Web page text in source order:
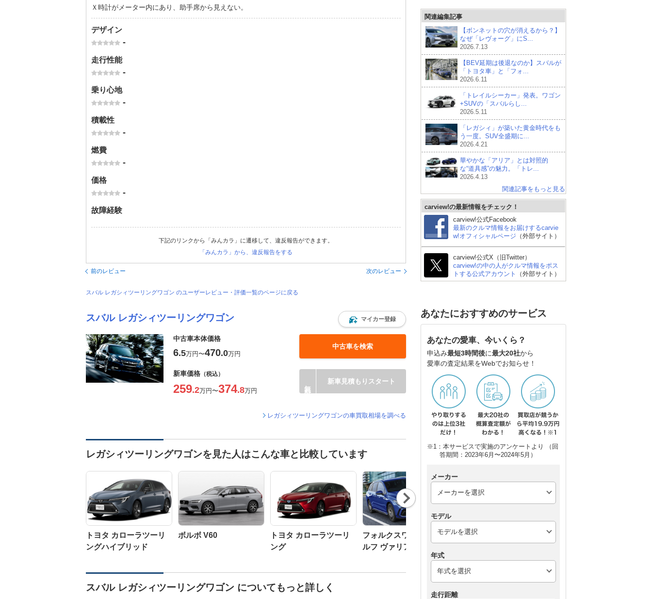
Ｘ時計がメーター内にあり、助手席から見えない。
デザイン
-
走行性能
-
乗り心地
-
積載性
-
燃費
-
価格
-
故障経験
下記のリンクから「みんカラ」に遷移して、違反報告ができます。
「みんカラ」から、違反報告をする
前のレビュー 次のレビュー
スバル レガシィツーリングワゴン のユーザーレビュー・評価一覧のページに戻る
スバル レガシィツーリングワゴン マイカー登録
中古車本体価格
6.5万円〜470.0万円
中古車を検索
新車価格 （税込）
259.2万円〜374.8万円
新車見積もりスタート
レガシィツーリングワゴンの車買取相場を調べる
レガシィツーリングワゴンを見た人はこんな車と比較しています
トヨタ カローラツーリ
ングハイブリッド
ボルボ V60
トヨタ カローラツーリ
ング
フォルクスワーゲン ゴ
ルフ ヴァリアント
BMW 3シリーズ ツーリ
メルセデス・ベンツ Eク
ン
Nex
t
スバル レガシィツーリングワゴン についてもっと詳しく
関連編集記事
【ボンネットの穴が消えるから？】
なぜ「レヴォーグ」にS...
2026.7.13
【BEV延期は後退なのか】スバルが
「トヨタ車」と「フォ...
2026.6.11
「トレイルシーカー」発表。ワゴン
+SUVの「スバルらし...
2026.5.11
「レガシィ」が築いた黄金時代をも
う一度。SUV全盛期に...
2026.4.21
華やかな「アリア」とは対照的
な“道具感”の魅力。「トレ...
2026.4.13
関連記事をもっと見る
carview!の最新情報をチェック！
carview!公式Facebook
最新のクルマ情報をお届けするcarvie
w!オフィシャルページ （外部サイト）
carview!公式X（旧Twitter）
carview!の中の人がクルマ情報をポス
トする公式アカウント
（外部サイト）
あなたにおすすめのサービス
あなたの愛車、今いくら？
申込み最短3時間後に最大20社から
愛車の査定結果をWebでお知らせ！
※1：本サービスで実施のアンケートより （回
答期間：2023年6月〜2024年5月）
メーカー
モデル
年式
走行距離